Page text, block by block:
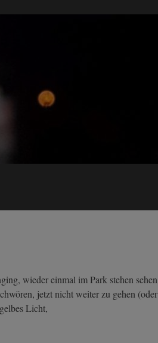
wieder einmal im Park stehen sehen
jetzt nicht weiter zu gehen (oder
Licht,